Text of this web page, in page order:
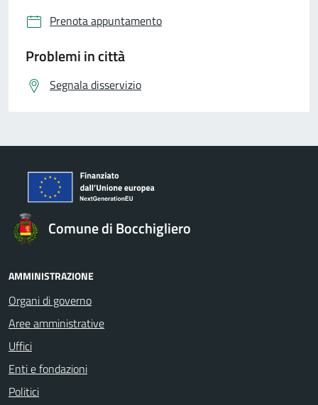
Prenota appuntamento
Problemi in città
Segnala disservizio
Comune di Bocchigliero
AMMINISTRAZIONE
Organi di governo
Aree amministrative
Uffici
Enti e fondazioni
Politici